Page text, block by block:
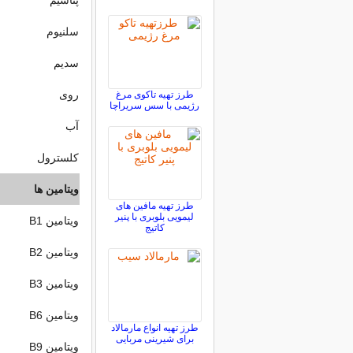
سلنیوم
سدیم
روی
آب
کلسترول
ویتامین ها
ویتامین B1
ویتامین B2
ویتامین B3
ویتامین B6
ویتامین B9
طرز تهیه تاکوی مرغ
رژیمی با سس سریراچا
طرز تهیه مافین های
لیمویی بلوبری با پنیر
کاتیج
طرز تهیه انواع مارمالاد
برای شیرینی مربایی